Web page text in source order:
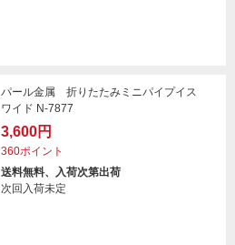
パール金属 折りたたみミニパイプイス
ワイド N-7877
3,600円
360ポイント
送料無料、入荷次第出荷
次回入荷未定